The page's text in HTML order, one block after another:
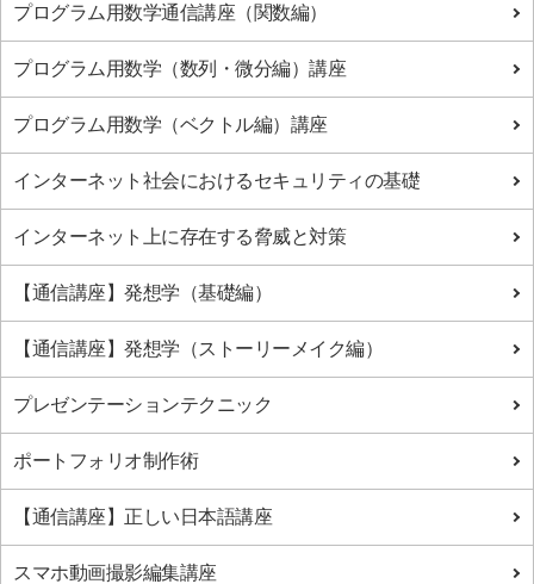
プログラム用数学通信講座（関数編）
プログラム用数学（数列・微分編）講座
プログラム用数学（ベクトル編）講座
インターネット社会におけるセキュリティの基礎
インターネット上に存在する脅威と対策
【通信講座】発想学（基礎編）
【通信講座】発想学（ストーリーメイク編）
プレゼンテーションテクニック
ポートフォリオ制作術
【通信講座】正しい日本語講座
スマホ動画撮影編集講座